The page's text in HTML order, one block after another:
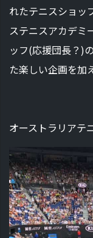
れたテニスショッ
ステニスアカデミ
ッフ(応援団長？)
た楽しい企画を加
オーストラリアテ